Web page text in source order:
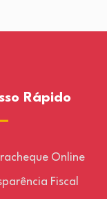
Rápido
Online
Fiscal